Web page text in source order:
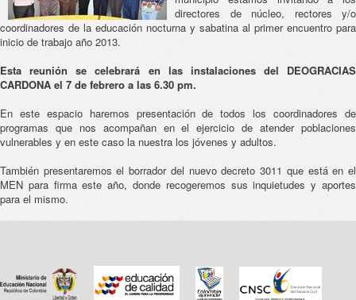
directores de núcleo, rectores y/o
coordinadores de la educación nocturna y sabatina al primer encuentro para
inicio de trabajo año 2013.
Esta reunión se celebrará en las instalaciones del DEOGRACIAS
CARDONA el 7 de febrero a las 6.30 pm.
En este espacio haremos presentación de todos los coordinadores de
programas que nos acompañan en el ejercicio de atender poblaciones
vulnerables y en este caso la nuestra los jóvenes y adultos.
También presentaremos el borrador del nuevo decreto 3011 que está en el
MEN para firma este año, donde recogeremos sus inquietudes y aportes
para el mismo.